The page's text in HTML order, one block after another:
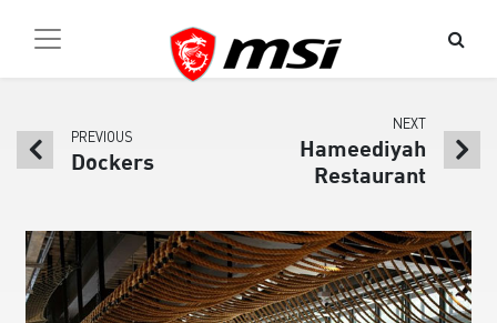
PREVIOUS
Dockers
NEXT
Hameediyah
Restaurant